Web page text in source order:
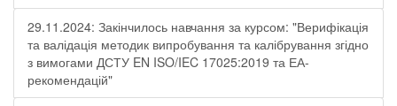
29.11.2024: Закінчилось навчання за курсом: "Верифікація
та валідація методик випробування та калібрування згідно
з вимогами ДСТУ EN ISO/IEC 17025:2019 та ЕА-
рекомендацій"